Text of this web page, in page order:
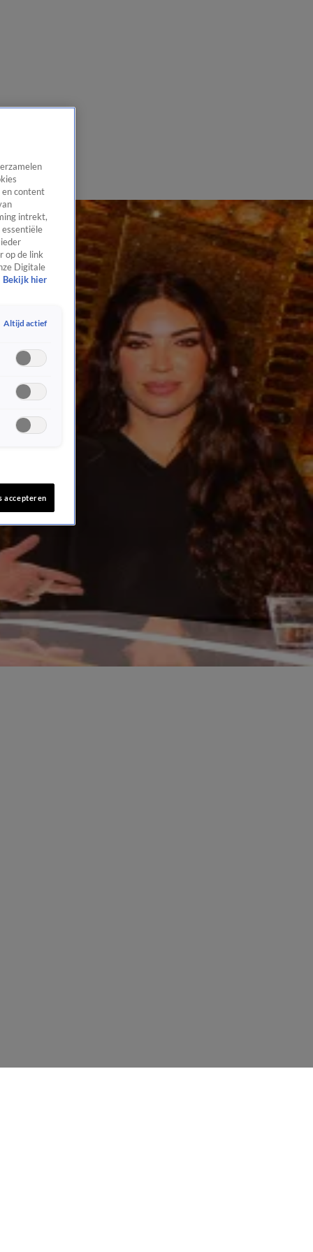
en content
intrekt,
op de link
Digitale
Bekijk hier
Altijd actief
accepteren